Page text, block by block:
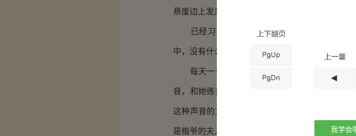
悬崖边上发呆，一坐就是到天黑，甚至深夜。自
已经习惯一个人的日子。习惯于一个人独处
中，没有什么能比得上爹重要。
每天一个人独处，却不寂寞。因为每天都能
音，和她练剑时的大叫声。而且，还能听到一个
这种声音的女人一定很美。自己有很多次想探过
是楷爷的夫人。自己却是从没见过夫人，哪怕一次
我学会